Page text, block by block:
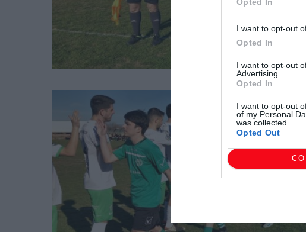
I want to opt-out
Opted In
I want to opt-out
Advertising.
Opted In
I want to opt-out
of my Personal
was collected.
Opted Out